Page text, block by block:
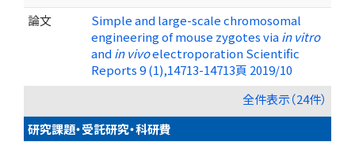
論文
Simple and large-scale chromosomal
engineering of mouse zygotes viain vitro
andin vivoelectroporation Scientific
Reports 9 (1),14713-14713頁 2019/10
全件表示（24件）
研究課題・受託研究・科研費